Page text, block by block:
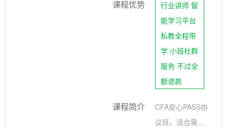
课程优势
行业讲师 智
能学习平台
私教全程带
学 小班社群
服务 不过全
额退款
课程简介
CFA安心PASS协
议班，适合需要